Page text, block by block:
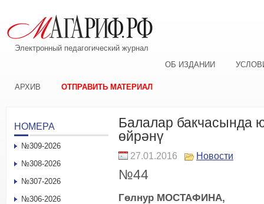
Электронный педагогический журнал
ОБ ИЗДАНИИ
АРХИВ ОТПРАВИТЬ МАТЕРИАЛ
Балалар бакчасында
өйрәнү
27.01.2016 Новости
№44
Гөлнур МОСТАФИНА,
НОМЕРА
№309-2026
№308-2026
№307-2026
№306-2026